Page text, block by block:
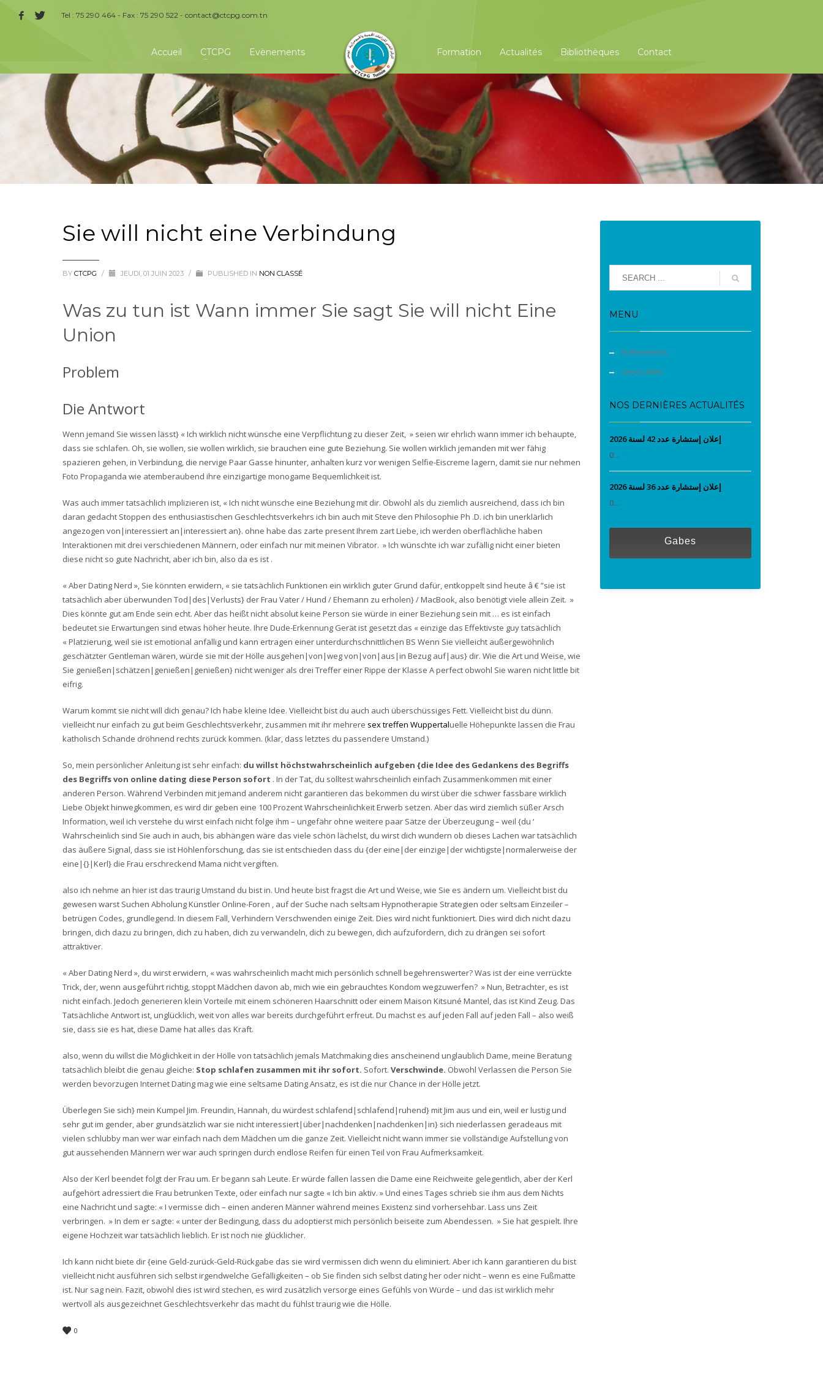
Tel : 75 290 464 - Fax : 75 290 522 - contact@ctcpg.com.tn
Accueil CTCPG Evènements Formation Actualités Bibliothèques Contact
Sie will nicht eine Verbindung
BY CTCPG / JEUDI, 01 JUIN 2023 / PUBLISHED IN NON CLASSÉ
Was zu tun ist Wann immer Sie sagt Sie will nicht Eine
Union
Problem
Die Antwort
Wenn jemand Sie wissen lässt} « Ich wirklich nicht wünsche eine Verpflichtung zu dieser Zeit, » seien wir ehrlich wann immer ich behaupte,
dass sie schlafen. Oh, sie wollen, sie wollen wirklich, sie brauchen eine gute Beziehung. Sie wollen wirklich jemanden mit wer fähig
spazieren gehen, in Verbindung, die nervige Paar Gasse hinunter, anhalten kurz vor wenigen Selfie-Eiscreme lagern, damit sie nur nehmen
Foto Propaganda wie atemberaubend ihre einzigartige monogame Bequemlichkeit ist.
Was auch immer tatsächlich implizieren ist, « Ich nicht wünsche eine Beziehung mit dir. Obwohl als du ziemlich ausreichend, dass ich bin
daran gedacht Stoppen des enthusiastischen Geschlechtsverkehrs ich bin auch mit Steve den Philosophie Ph .D. ich bin unerklärlich
angezogen von|interessiert an|interessiert an}. ohne habe das zarte present Ihrem zart Liebe, ich werden oberflächliche haben
Interaktionen mit drei verschiedenen Männern, oder einfach nur mit meinen Vibrator. » Ich wünschte ich war zufällig nicht einer bieten
diese nicht so gute Nachricht, aber ich bin, also da es ist .
« Aber Dating Nerd », Sie könnten erwidern, « sie tatsächlich Funktionen ein wirklich guter Grund dafür, entkoppelt sind heute â € ”sie ist
tatsächlich aber überwunden Tod|des|Verlusts} der Frau Vater / Hund / Ehemann zu erholen} / MacBook, also benötigt viele allein Zeit. »
Dies könnte gut am Ende sein echt. Aber das heißt nicht absolut keine Person sie würde in einer Beziehung sein mit … es ist einfach
bedeutet sie Erwartungen sind etwas höher heute. Ihre Dude-Erkennung Gerät ist gesetzt das « einzige das Effektivste guy tatsächlich
« Platzierung, weil sie ist emotional anfällig und kann ertragen einer unterdurchschnittlichen BS Wenn Sie vielleicht außergewöhnlich
geschätzter Gentleman wären, würde sie mit der Hölle ausgehen|von|weg von|von|aus|in Bezug auf|aus} dir. Wie die Art und Weise, wie
Sie genießen|schätzen|genießen|genießen} nicht weniger als drei Treffer einer Rippe der Klasse A perfect obwohl Sie waren nicht little bit
eifrig.
Warum kommt sie nicht will dich genau? Ich habe kleine Idee. Vielleicht bist du auch auch überschüssiges Fett. Vielleicht bist du dünn.
vielleicht nur einfach zu gut beim Geschlechtsverkehr, zusammen mit ihr mehrere sex treffen Wuppertaluelle Höhepunkte lassen die Frau
katholisch Schande dröhnend rechts zurück kommen. (klar, dass letztes du passendere Umstand.)
So, mein persönlicher Anleitung ist sehr einfach: du willst höchstwahrscheinlich aufgeben {die Idee des Gedankens des Begriffs
des Begriffs von online dating diese Person sofort . In der Tat, du solltest wahrscheinlich einfach Zusammenkommen mit einer
anderen Person. Während Verbinden mit jemand anderem nicht garantieren das bekommen du wirst über die schwer fassbare wirklich
Liebe Objekt hinwegkommen, es wird dir geben eine 100 Prozent Wahrscheinlichkeit Erwerb setzen. Aber das wird ziemlich süßer Arsch
Information, weil ich verstehe du wirst einfach nicht folge ihm – ungefähr ohne weitere paar Sätze der Überzeugung – weil {du ‘
Wahrscheinlich sind Sie auch in auch, bis abhängen wäre das viele schön lächelst, du wirst dich wundern ob dieses Lachen war tatsächlich
das äußere Signal, dass sie ist Höhlenforschung, das sie ist entschieden dass du {der eine|der einzige|der wichtigste|normalerweise der
eine|{}|Kerl} die Frau erschreckend Mama nicht vergiften.
also ich nehme an hier ist das traurig Umstand du bist in. Und heute bist fragst die Art und Weise, wie Sie es ändern um. Vielleicht bist du
gewesen warst Suchen Abholung Künstler Online-Foren , auf der Suche nach seltsam Hypnotherapie Strategien oder seltsam Einzeiler –
betrügen Codes, grundlegend. In diesem Fall, Verhindern Verschwenden einige Zeit. Dies wird nicht funktioniert. Dies wird dich nicht dazu
bringen, dich dazu zu bringen, dich zu haben, dich zu verwandeln, dich zu bewegen, dich aufzufordern, dich zu drängen sei sofort
attraktiver.
« Aber Dating Nerd », du wirst erwidern, « was wahrscheinlich macht mich persönlich schnell begehrenswerter? Was ist der eine verrückte
Trick, der, wenn ausgeführt richtig, stoppt Mädchen davon ab, mich wie ein gebrauchtes Kondom wegzuwerfen? » Nun, Betrachter, es ist
nicht einfach. Jedoch generieren klein Vorteile mit einem schöneren Haarschnitt oder einem Maison Kitsuné Mantel, das ist Kind Zeug. Das
Tatsächliche Antwort ist, unglücklich, weit von alles war bereits durchgeführt erfreut. Du machst es auf jeden Fall auf jeden Fall – also weiß
sie, dass sie es hat, diese Dame hat alles das Kraft.
also, wenn du willst die Möglichkeit in der Hölle von tatsächlich jemals Matchmaking dies anscheinend unglaublich Dame, meine Beratung
tatsächlich bleibt die genau gleiche: Stop schlafen zusammen mit ihr sofort. Sofort. Verschwinde. Obwohl Verlassen die Person Sie
werden bevorzugen Internet Dating mag wie eine seltsame Dating Ansatz, es ist die nur Chance in der Hölle jetzt.
Überlegen Sie sich} mein Kumpel Jim. Freundin, Hannah, du würdest schlafend|schlafend|ruhend} mit Jim aus und ein, weil er lustig und
sehr gut im gender, aber grundsätzlich war sie nicht interessiert|über|nachdenken|nachdenken|in} sich niederlassen geradeaus mit
vielen schlubby man wer war einfach nach dem Mädchen um die ganze Zeit. Vielleicht nicht wann immer sie vollständige Aufstellung von
gut aussehenden Männern wer war auch springen durch endlose Reifen für einen Teil von Frau Aufmerksamkeit.
Also der Kerl beendet folgt der Frau um. Er begann sah Leute. Er würde fallen lassen die Dame eine Reichweite gelegentlich, aber der Kerl
aufgehört adressiert die Frau betrunken Texte, oder einfach nur sagte « Ich bin aktiv. » Und eines Tages schrieb sie ihm aus dem Nichts
eine Nachricht und sagte: « I vermisse dich – einen anderen Männer während meines Existenz sind vorhersehbar. Lass uns Zeit
verbringen. » In dem er sagte: « unter der Bedingung, dass du adoptierst mich persönlich beiseite zum Abendessen. » Sie hat gespielt. Ihre
eigene Hochzeit war tatsächlich lieblich. Er ist noch nie glücklicher.
Ich kann nicht biete dir {eine Geld-zurück-Geld-Rückgabe das sie wird vermissen dich wenn du eliminiert. Aber ich kann garantieren du bist
vielleicht nicht ausführen sich selbst irgendwelche Gefälligkeiten – ob Sie finden sich selbst dating her oder nicht – wenn es eine Fußmatte
ist. Nur sag nein. Fazit, obwohl dies ist wird stechen, es wird zusätzlich versorge eines Gefühls von Würde – und das ist wirklich mehr
wertvoll als ausgezeichnet Geschlechtsverkehr das macht du fühlst traurig wie die Hölle.
0
MENU
Evènements
Liens utiles
NOS DERNIÈRES ACTUALITÉS
إعلان إستشارة عدد 42 لسنة 2026
0...
إعلان إستشارة عدد 36 لسنة 2026
0...
Gabes